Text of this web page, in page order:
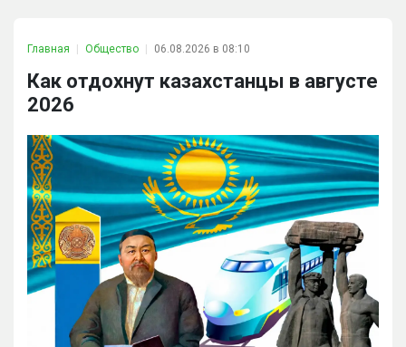
Главная Общество 06.08.2026 в 08:10
Как отдохнут казахстанцы в августе
2026